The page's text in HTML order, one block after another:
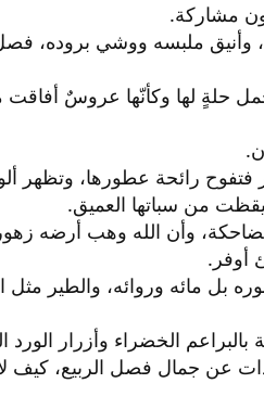
مشاركة.​
وأنيق ملبسه ووشي بروده، فصل
حلةٍ لها وكأنّها عروسٌ أفاقت
رائحة عطورها، وتظهر
من سباتها العميق.​
وأن الله وهب أرضه
أوفر.​
بل مائه وروائه، والطير
الخضراء وأزرار الورد
عن جمال فصل الربيع، كيف